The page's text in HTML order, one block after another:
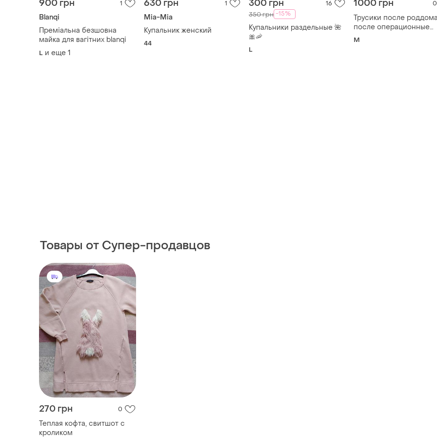
900 грн 1
Blanqi
Преміальна безшовна
майка для вагітних blanqi
L и еще 1
630 грн 1
Mia-Mia
Купальник женский
44
300 грн 16
350 грн -15%
Купальники раздельные 🌺
🎀🦐
L
1000 грн 0
Трусики после
после операционные
поглощающие
M
Товары от Супер-продавцов
270 грн 0
Теплая кофта, свитшот с
кроликом